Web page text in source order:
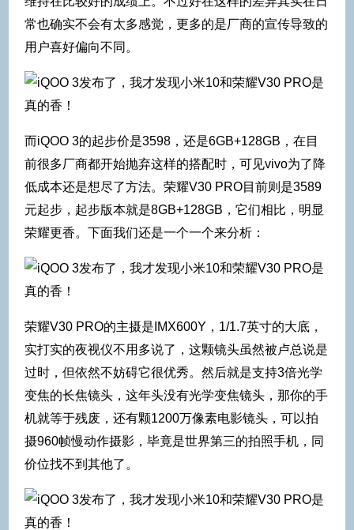
常也确实不会有太多感觉，更多的是厂商的宣传导致的
用户喜好偏向不同。
而iQOO 3的起步价是3598，还是6GB+128GB，在目
前很多厂商都开始抛弃这样的搭配时，可见vivo为了降
低成本还是想尽了方法。荣耀V30 PRO目前则是3589
元起步，起步版本就是8GB+128GB，它们相比，明显
荣耀更香。下面我们还是一个一个来分析：
荣耀V30 PRO的主摄是IMX600Y，1/1.7英寸的大底，
实打实的夜视仪不用多说了，这颗镜头虽然被卢总说是
过时，但依然不妨碍它很优秀。然后就是支持3倍光学
变焦的长焦镜头，这年头没有光学变焦镜头，那你的手
机就等于残废，还有颗1200万像素电影镜头，可以拍
摄960帧慢动作摄影，毕竟是世界第三的拍照手机，同
价位找不到其他了。